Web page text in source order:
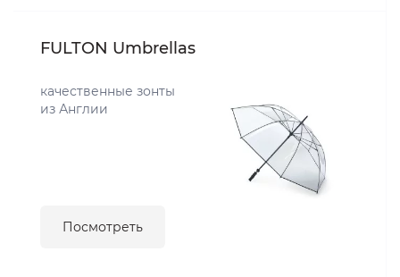
FULTON Umbrellas
качественные зонты
из Англии
Посмотреть